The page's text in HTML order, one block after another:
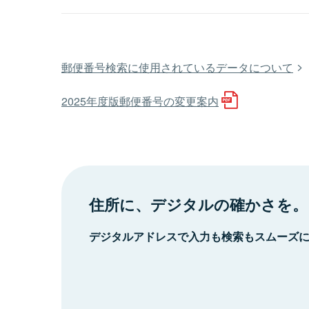
郵便番号検索に使用されているデータについて
2025年度版郵便番号の変更案内
住所に、デジタルの確かさを。
デジタルアドレスで入力も検索もスムーズ